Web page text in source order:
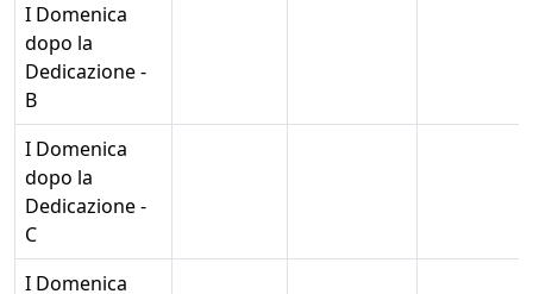
I Domenica
dopo la
Dedicazione -
B
I Domenica
dopo la
Dedicazione -
C
I Domenica